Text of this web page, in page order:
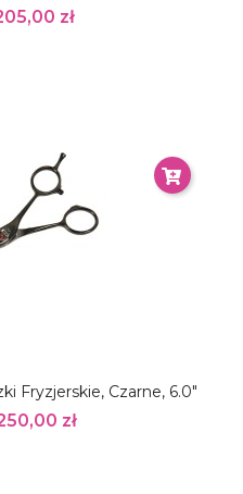
zł
Fryzjerskie, Czarne, 6.0"
zł